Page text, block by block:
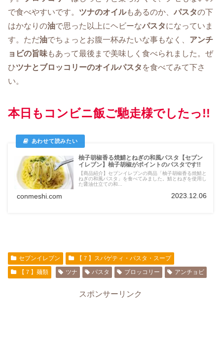
で食べやすいです。 ツナのオイルもあるのか、 パスタの下
はかなりの油で思った以上にヘビーなパスタになっていま
す。ただ油でちょっとお腹一杯みたいな事もなく、 アンチ
ョビの旨味もあって最後まで美味しく食べられました。ぜ
ひツナとブロッコリーのオイルパスタ を食べてみて下さ
い。
本日もコンビニ飯ご馳走様でしたっ!!
柚子胡椒香る焼鯖とねぎの和風パスタ【セブン
イレブン】柚子胡椒がポイントのパスタです!!
【商品紹介】セブンイレブンの商品「柚子胡椒香る焼鯖と
ねぎの和風パスタ」を食べてみました。鯖とねぎを使用し
た醤油仕立ての和...
conmeshi.com 2023.12.06
セブンイレブン
【７】スパゲティ・パスタ・スープ
【７】麺類
ツナ パスタ ブロッコリー アンチョビ
スポンサーリンク